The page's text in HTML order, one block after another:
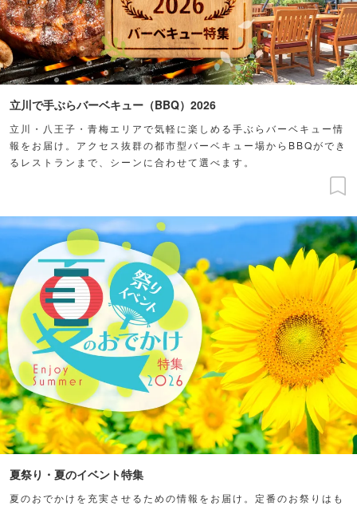
立川で手ぶらバーベキュー（BBQ）2026
立川・八王子・青梅エリアで気軽に楽しめる手ぶらバーベキュー情
報をお届け。アクセス抜群の都市型バーベキュー場からBBQができ
るレストランまで、シーンに合わせて選べます。
夏祭り・夏のイベント特集
夏のおでかけを充実させるための情報をお届け。定番のお祭りはも